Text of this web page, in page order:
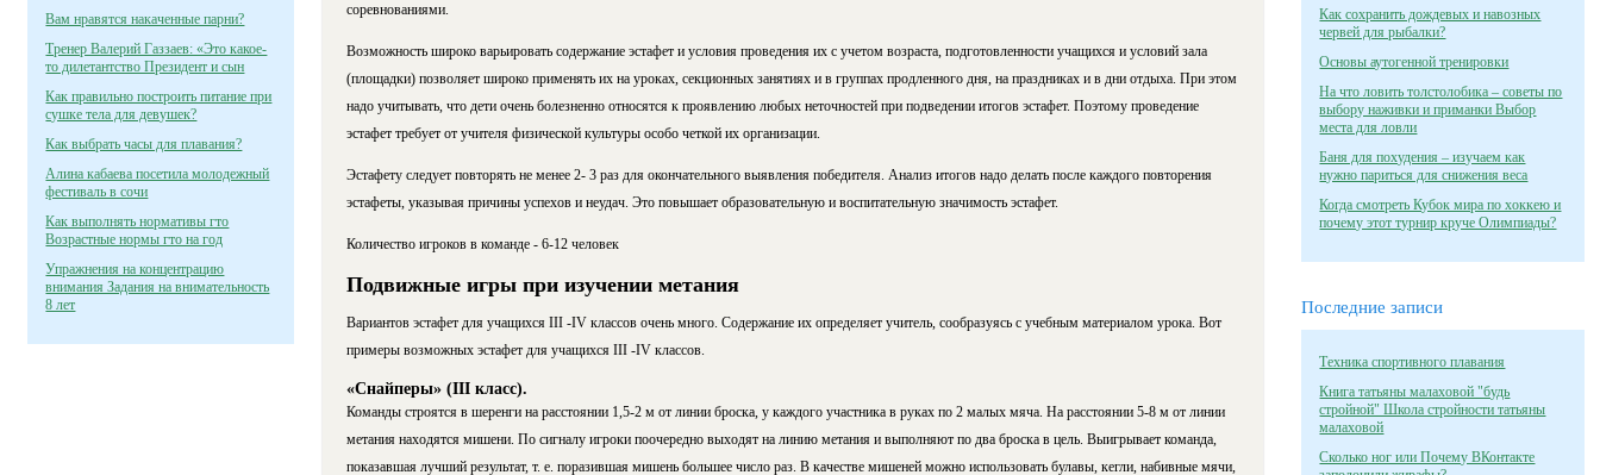
Вам нравятся накаченные парни?
Тренер Валерий Газзаев: «Это какое-
то дилетантство Президент и сын
Как правильно построить питание при
сушке тела для девушек?
Как выбрать часы для плавания?
Алина кабаева посетила молодежный
фестиваль в сочи
Как выполнять нормативы гто
Возрастные нормы гто на год
Упражнения на концентрацию
внимания Задания на внимательность
8 лет
соревнованиями.
Возможность широко варьировать содержание эстафет и условия проведения их с учетом возраста, подготовленности учащихся и условий зала
(площадки) позволяет широко применять их на уроках, секционных занятиях и в группах продленного дня, на праздниках и в дни отдыха. При этом
надо учитывать, что дети очень болез­ненно относятся к проявлению любых неточно­стей при подведении итогов эстафет. Поэтому проведение
эстафет требует от учителя физиче­ской культуры особо четкой их организации.
Эстафету следует повторять не менее 2- 3 раз для окончательного выявления победи­теля. Анализ итогов надо делать после каждого повторения
эстафеты, указывая причины успехов и неудач. Это повышает образовательную и вос­питательную значимость эстафет.
Количество игроков в команде - 6-12 че­ловек
Подвижные игры при изучении метания
Вариантов эстафет для учащихся III -IV клас­сов очень много. Содержание их определяет учитель, сообразуясь с учебным материалом урока. Вот
примеры возможных эстафет для учащихся III -IV классов.
«Снайперы» (III класс).
Команды строятся в шеренги на расстоянии 1,5-2 м от линии броска, у каждого участника в руках по 2 малых мяча. На расстоянии 5-8 м от линии
метания находятся мишени. По сигналу игроки поочеред­но выходят на линию метания и выполняют по два броска в цель. Выигрывает команда,
пока­завшая лучший результат, т. е. поразившая мишень большее число раз. В качестве мише­ней можно использовать булавы, кегли, набив­ные мячи,
Как сохранить дождевых и навозных
червей для рыбалки?
Основы аутогенной тренировки
На что ловить толстолобика – советы по
выбору наживки и приманки Выбор
места для ловли
Баня для похудения – изучаем как
нужно париться для снижения веса
Когда смотреть Кубок мира по хоккею и
почему этот турнир круче Олимпиады?
Последние записи
Техника спортивного плавания
Книга татьяны малаховой "будь
стройной" Школа стройности татьяны
малаховой
Сколько ног или Почему ВКонтакте